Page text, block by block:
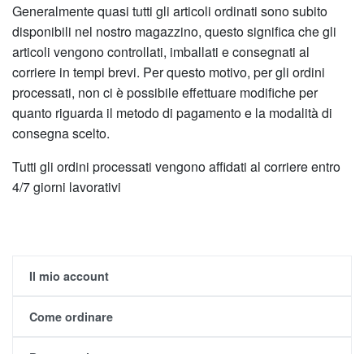
Il mio account
Come ordinare
Generalmente quasi tutti gli articoli ordinati sono subito
disponibili nel nostro magazzino, questo significa che gli
articoli vengono controllati, imballati e consegnati al
corriere in tempi brevi. Per questo motivo, per gli ordini
processati, non ci è possibile effettuare modifiche per
quanto riguarda il metodo di pagamento e la modalità di
consegna scelto.
Tutti gli ordini processati vengono affidati al corriere entro
4/7 giorni lavorativi